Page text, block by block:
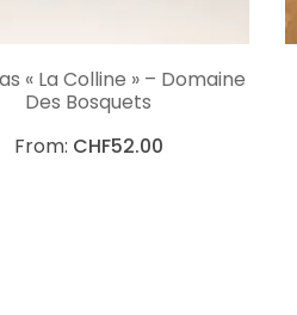
CHOIX DES OPTIONS
« La Colline » – Domaine
Des Bosquets
From: CHF52.00